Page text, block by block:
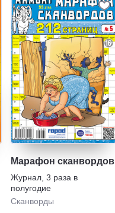
Марафон сканвордов
Журнал 3 раза в
полугодие
Сканворды